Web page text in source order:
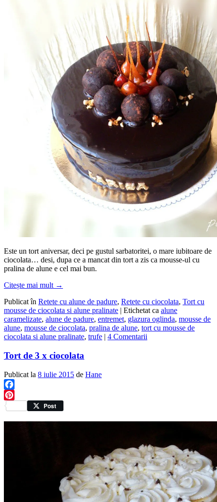
Este un tort aniversar, deci pe gustul sarbatoritei, o mare iubitoare de
ciocolata… desi, dupa ce a mancat din tort a zis ca mousse-ul cu
pralina de alune e cel mai bun.
Citește mai mult →
Publicat în Retete cu alune de padure, Retete cu ciocolata, Tort cu
mousse de ciocolata si alune pralinate | Etichetat ca alune
caramelizate, alune de padure, entremet, glazura oglinda, mousse de
alune, mousse de ciocolata, pralina de alune, tort cu mousse de
ciocolata si alune pralinate, trufe | 4 Comentarii
Tort de 3 x ciocolata
Publicat la 8 iulie 2015 de Hane
Facebook
Pinterest
Post